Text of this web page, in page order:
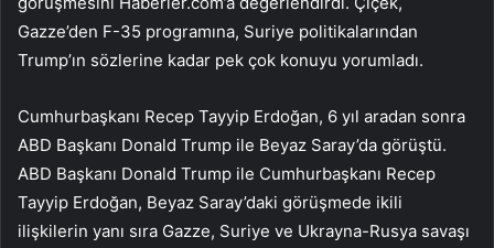
Gazze’den F-35 programına, Suriye politikalarından
Trump’ın sözlerine kadar pek çok konuyu yorumladı.
Cumhurbaşkanı Recep Tayyip Erdoğan, 6 yıl aradan sonra
ABD Başkanı Donald Trump ile Beyaz Saray’da görüştü.
ABD Başkanı Donald Trump ile Cumhurbaşkanı Recep
Tayyip Erdoğan, Beyaz Saray’daki görüşmede ikili
ilişkilerin yanı sıra Gazze, Suriye ve Ukrayna-Rusya savaşı